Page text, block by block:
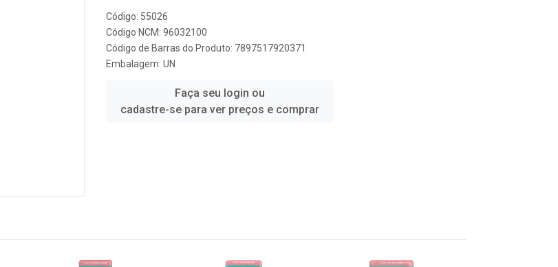
Código: 55026
Código NCM: 96032100
Código de Barras do Produto: 7897517920371
Embalagem: UN
Faça seu login ou
cadastre-se para ver preços e comprar